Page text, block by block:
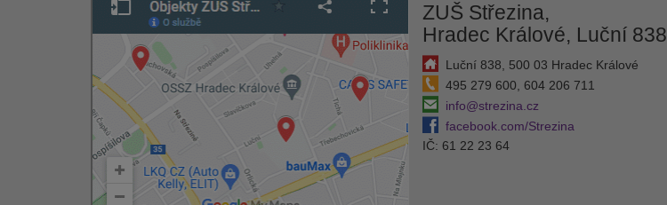
ZUŠ Střezina,
Hradec Králové, Luční 838
Luční 838, 500 03 Hradec Králové
495 279 600, 604 206 711
info@strezina.cz
facebook.com/Strezina
IČ: 61 22 23 64